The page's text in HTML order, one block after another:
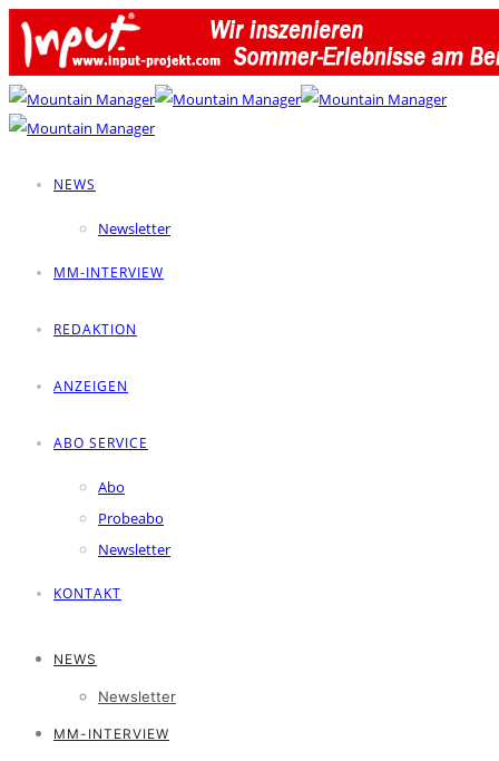
NEWS
Newsletter
MM-INTERVIEW
REDAKTION
ANZEIGEN
ABO SERVICE
Abo
Probeabo
Newsletter
KONTAKT
NEWS
Newsletter
MM-INTERVIEW